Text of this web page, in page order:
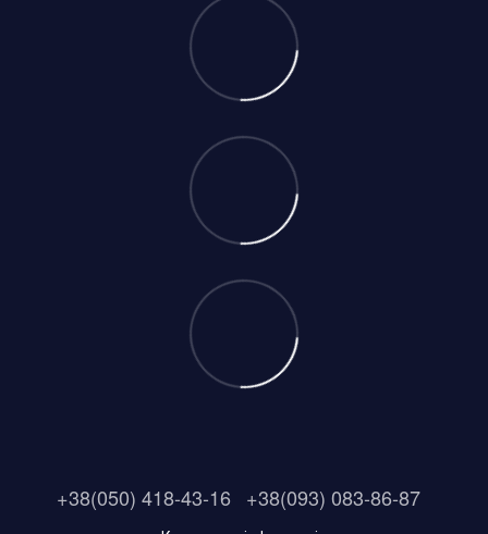
+38(050) 418-43-16 +38(093) 083-86-87